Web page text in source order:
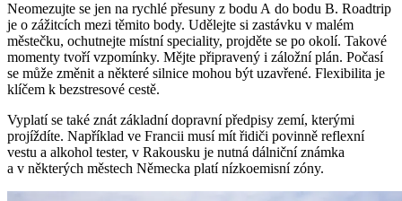
Neomezujte se jen na rychlé přesuny z bodu A do bodu B. Roadtrip
je o zážitcích mezi těmito body. Udělejte si zastávku v malém
městečku, ochutnejte místní speciality, projděte se po okolí. Takové
momenty tvoří vzpomínky. Mějte připravený i záložní plán. Počasí
se může změnit a některé silnice mohou být uzavřené. Flexibilita je
klíčem k bezstresové cestě.
Vyplatí se také znát základní dopravní předpisy zemí, kterými
projíždíte. Například ve Francii musí mít řidiči povinně reflexní
vestu a alkohol tester, v Rakousku je nutná dálniční známka
a v některých městech Německa platí nízkoemisní zóny.